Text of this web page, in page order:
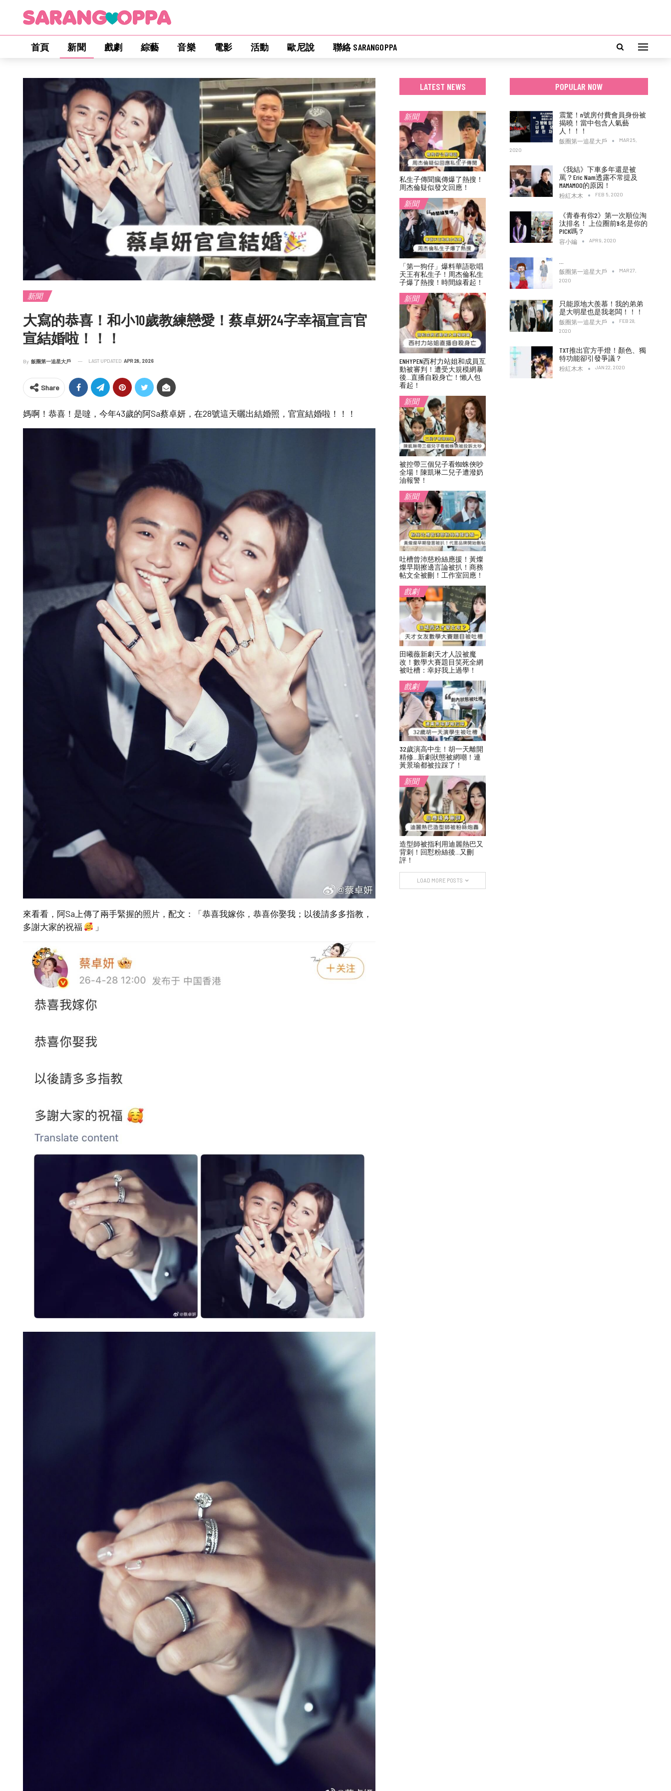
首頁 新聞 戲劇 綜藝 音樂 電影 活動 歐尼說 聯絡 SARANGOPPA
新聞
大寫的恭喜！和小10歲教練戀愛！蔡卓妍24字幸福宣言官
宣結婚啦！！！
By 飯圈第一追星大戶 LAST UPDATED APR 28, 2026
Share
媽啊！恭喜！是噠，今年43歲的阿Sa蔡卓妍，在28號這天曬出結婚照，官宣結婚啦！！！
來看看，阿Sa上傳了兩手緊握的照片，配文：「恭喜我嫁你，恭喜你娶我；以後請多多指教，
多謝大家的祝福
」
POPULAR NOW
震驚！n號房付費會員身份被
揭曉！當中包含人氣藝
人！！！
飯圈第一追星大戶
MAR 25,
2020
《我結》下車多年還是被
罵？Eric Nam透露不常提及
MAMAMOO的原因！
粉紅木木 FEB 5, 2020
《青春有你2》第一次順位淘
汰排名！ 上位圈前9名是你的
PICK嗎？
容小編 APR 9, 2020
飯圈第一追星大戶
MAR 27,
2020
只能原地大羨慕！我的弟弟
是大明星也是我老闆！！！
飯圈第一追星大戶
FEB 28,
2020
TXT推出官方手燈！顏色、獨
特功能卻引發爭議？
粉紅木木 JAN 22, 2020
LATEST NEWS
新聞
私生子傳聞瘋傳爆了熱搜！
周杰倫疑似發文回應！
新聞
「第一狗仔」爆料華語歌唱
天王有私生子！周杰倫私生
子爆了熱搜！時間線看起！
新聞
ENHYPEN西村力站姐和成員互
動被審判！遭受大規模網暴
後…直播自殺身亡！懶人包
看起！
新聞
被控帶三個兒子看蜘蛛俠吵
全場！陳凱琳二兒子遭潑奶
油報警！
新聞
吐槽曾沛慈粉絲應援！黃燦
燦早期擦邊言論被扒！商務
帖文全被刪！工作室回應！
戲劇
田曦薇新劇天才人設被魔
改！數學大賽題目笑死全網
被吐槽：幸好我上過學！
戲劇
32歲演高中生！胡一天離開
精修…新劇狀態被網嘲！連
黃景瑜都被拉踩了！
新聞
造型師被指利用迪麗熱巴又
背刺！回懟粉絲後…又刪
評！
LOAD MORE POSTS